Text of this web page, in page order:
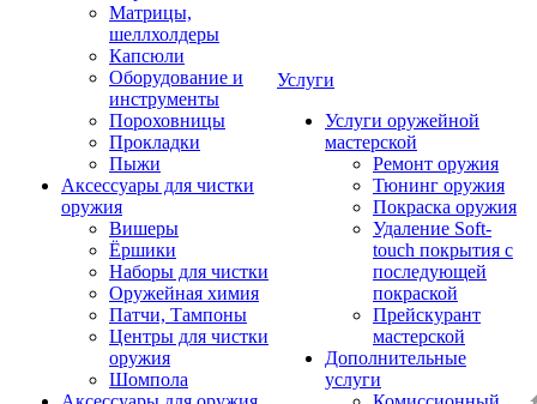
Матрицы,
шеллхолдеры
Капсюли
Оборудование и
инструменты
Пороховницы
Прокладки
Пыжи
Аксессуары для чистки
оружия
Вишеры
Ёршики
Наборы для чистки
Оружейная химия
Патчи, Тампоны
Центры для чистки
оружия
Шомпола
Услуги
Услуги оружейной
мастерской
Ремонт оружия
Тюнинг оружия
Покраска оружия
Удаление Soft-
touch покрытия с
последующей
покраской
Прейскурант
мастерской
Дополнительные
услуги